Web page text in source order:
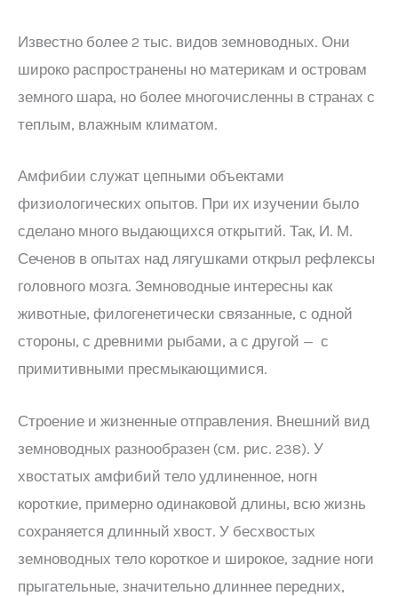
Известно более 2 тыс. видов земноводных. Они
широко распространены но материкам и островам
земного шара, но более многочисленны в странах с
теплым, влажным климатом.
Амфибии служат цепными объектами
физиологических опытов. При их изучении было
сделано много выдающихся открытий. Так, И. М.
Сеченов в опытах над лягушками открыл рефлексы
головного мозга. Земноводные интересны как
животные, филогенетически связанные, с одной
стороны, с древними рыбами, а с другой — с
примитивными пресмыкающимися.
Строение и жизненные отправления. Внешний вид
земноводных разнообразен (см. рис. 238). У
хвостатых амфибий тело удлиненное, ногн
короткие, примерно одинаковой длины, всю жизнь
сохраняется длинный хвост. У бесхвостых
земноводных тело короткое и широкое, задние ноги
прыгательные, значительно длиннее передних,